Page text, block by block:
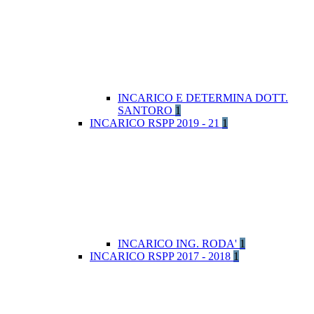
INCARICO E DETERMINA DOTT.
SANTORO 1
INCARICO RSPP 2019 - 21 1
INCARICO ING. RODA' 1
INCARICO RSPP 2017 - 2018 1